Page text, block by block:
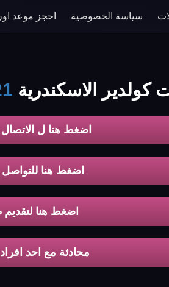
سياسة الخصوصية احجز موعد
كولدير الاسكندرية
اضغط هنا ل الاتصال
اضغط هنا
اضغط هنا
محادثة مع احد